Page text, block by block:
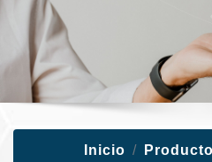
Inicio Producto